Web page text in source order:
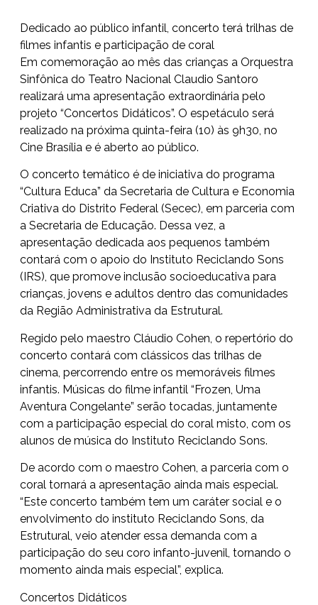
Dedicado ao público infantil, concerto terá trilhas de
filmes infantis e participação de coral
Em comemoração ao mês das crianças a Orquestra
Sinfônica do Teatro Nacional Claudio Santoro
realizará uma apresentação extraordinária pelo
projeto “Concertos Didáticos”. O espetáculo será
realizado na próxima quinta-feira (10) às 9h30, no
Cine Brasília e é aberto ao público.
O concerto temático é de iniciativa do programa
“Cultura Educa” da Secretaria de Cultura e Economia
Criativa do Distrito Federal (Secec), em parceria com
a Secretaria de Educação. Dessa vez, a
apresentação dedicada aos pequenos também
contará com o apoio do Instituto Reciclando Sons
(IRS), que promove inclusão socioeducativa para
crianças, jovens e adultos dentro das comunidades
da Região Administrativa da Estrutural.
Regido pelo maestro Cláudio Cohen, o repertório do
concerto contará com clássicos das trilhas de
cinema, percorrendo entre os memoráveis filmes
infantis. Músicas do filme infantil “Frozen, Uma
Aventura Congelante” serão tocadas, juntamente
com a participação especial do coral misto, com os
alunos de música do Instituto Reciclando Sons.
De acordo com o maestro Cohen, a parceria com o
coral tornará a apresentação ainda mais especial.
“Este concerto também tem um caráter social e o
envolvimento do instituto Reciclando Sons, da
Estrutural, veio atender essa demanda com a
participação do seu coro infanto-juvenil, tornando o
momento ainda mais especial”, explica.
Concertos Didáticos